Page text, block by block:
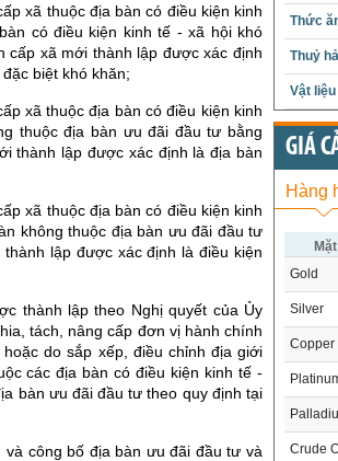
xã thuộc địa bàn có điều kiện kinh
có điều kiện kinh tế - xã hội khó
cấp xã mới thành lập được xác định
biệt khó khăn;
xã thuộc địa bàn có điều kiện kinh
thuộc địa bàn ưu đãi đầu tư bằng
thành lập được xác định là địa bàn
xã thuộc địa bàn có điều kiện kinh
không thuộc địa bàn ưu đãi đầu tư
lập được xác định là điều kiện
thành lập theo Nghị quyết của Ủy
tách, nâng cấp đơn vị hành chính
do sắp xếp, điều chỉnh địa giới
các địa bàn có điều kiện kinh tế -
bàn ưu đãi đầu tư theo quy định tại
công bố địa bàn ưu đãi đầu tư và
Thức
Thuỷ
Vật
GIÁ
Hàng
Gold
Silver
Copper
Crude